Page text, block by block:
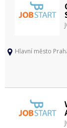
Hlavní město